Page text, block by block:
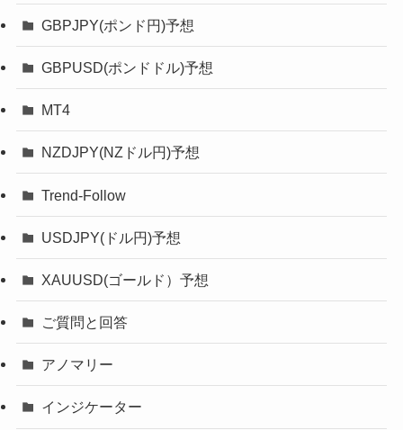
GBPJPY(ポンド円)予想
GBPUSD(ポンドドル)予想
MT4
NZDJPY(NZドル円)予想
Trend-Follow
USDJPY(ドル円)予想
XAUUSD(ゴールド）予想
ご質問と回答
アノマリー
インジケーター